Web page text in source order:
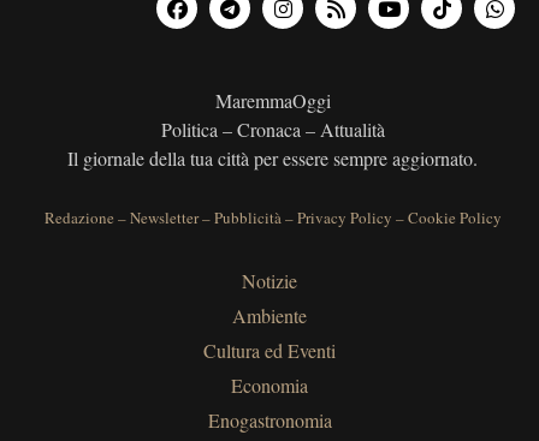
MaremmaOggi
Politica – Cronaca – Attualità
Il giornale della tua città per essere sempre aggiornato.
Redazione –Newsletter–Pubblicità–Privacy Policy –Cookie Policy
Notizie
Ambiente
Cultura ed Eventi
Economia
Enogastronomia